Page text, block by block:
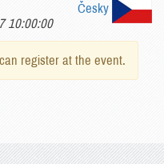
Česky
10:00:00
register at the event.